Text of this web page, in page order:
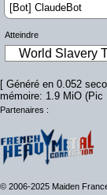
[Bot] ClaudeBot
Atteindre
[ Généré en 0.052
mémoire: 1.9 MiO (Pic
Partenaires :
© 2006-2025 Maiden